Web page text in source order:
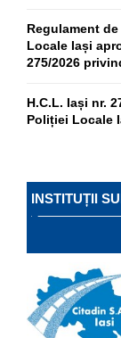
Regulament
Locale Iași
275/2026
H.C.L. Iași nr.
Poliției Locale
INSTITUȚII